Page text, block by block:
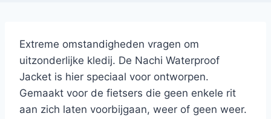
Extreme omstandigheden vragen om
uitzonderlijke kledij. De Nachi Waterproof
Jacket is hier speciaal voor ontworpen.
Gemaakt voor de fietsers die geen enkele rit
aan zich laten voorbijgaan, weer of geen weer.